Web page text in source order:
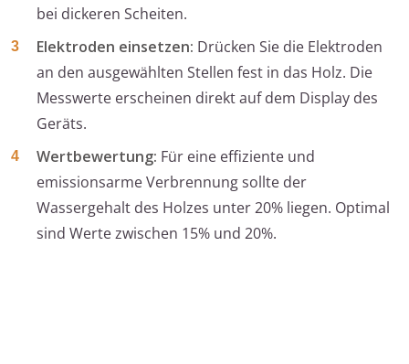
bei dickeren Scheiten.
Elektroden einsetzen: Drücken Sie die Elektroden
an den ausgewählten Stellen fest in das Holz. Die
Messwerte erscheinen direkt auf dem Display des
Geräts.
Wertbewertung: Für eine effiziente und
emissionsarme Verbrennung sollte der
Wassergehalt des Holzes unter 20% liegen. Optimal
sind Werte zwischen 15% und 20%.